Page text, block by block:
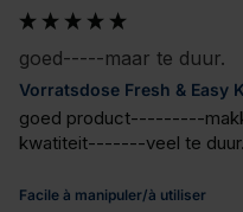
goed-----maar te duur.
Vorratsdose Fresh & Easy
goed product---------
kwatiteit-------veel te duur.
Facile à manipuler/à utiliser